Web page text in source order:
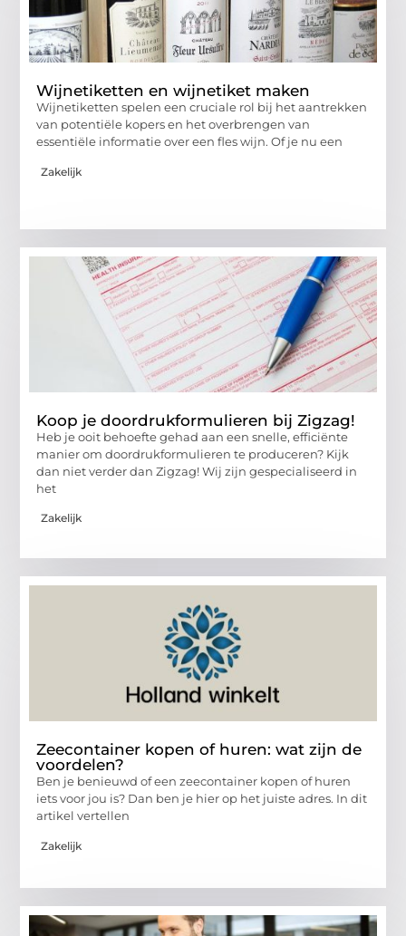
Wijnetiketten en wijnetiket maken
Wijnetiketten spelen een cruciale rol bij het aantrekken
van potentiële kopers en het overbrengen van
essentiële informatie over een fles wijn. Of je nu een
Zakelijk
Koop je doordrukformulieren bij Zigzag!
Heb je ooit behoefte gehad aan een snelle, efficiënte
manier om doordrukformulieren te produceren? Kijk
dan niet verder dan Zigzag! Wij zijn gespecialiseerd in
het
Zakelijk
Zeecontainer kopen of huren: wat zijn de
voordelen?
Ben je benieuwd of een zeecontainer kopen of huren
iets voor jou is? Dan ben je hier op het juiste adres. In dit
artikel vertellen
Zakelijk